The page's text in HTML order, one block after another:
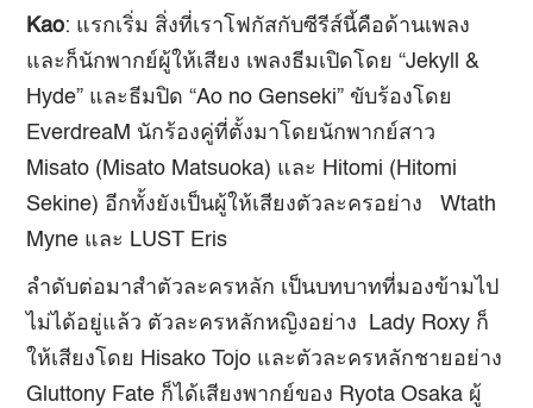
Kao: แรกเริ่ม สิ่งที่เราโฟกัสกับซีรีส์นี้คือด้านเพลง
และก็นักพากย์ผู้ให้เสียง เพลงธีมเปิดโดย “Jekyll &
Hyde” และธีมปิด “Ao no Genseki” ขับร้องโดย
EverdreaM นักร้องคู่ที่ตั้งมาโดยนักพากย์สาว
Misato (Misato Matsuoka) และ Hitomi (Hitomi
Sekine) อีกทั้งยังเป็นผู้ให้เสียงตัวละครอย่าง Wtath
Myne และ LUST Eris
ลำดับต่อมาสำตัวละครหลัก เป็นบทบาทที่มองข้ามไป
ไม่ได้อยู่แล้ว ตัวละครหลักหญิงอย่าง Lady Roxy ก็
ให้เสียงโดย Hisako Tojo และตัวละครหลักชายอย่าง
Gluttony Fate ก็ได้เสียงพากย์ของ Ryota Osaka ผู้